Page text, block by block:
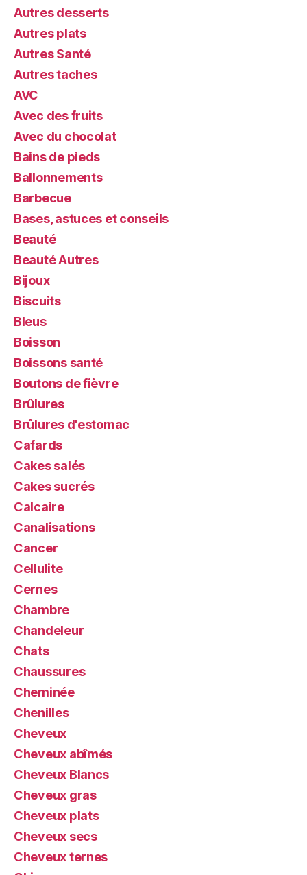
Autres desserts
Autres plats
Autres Santé
Autres taches
AVC
Avec des fruits
Avec du chocolat
Bains de pieds
Ballonnements
Barbecue
Bases, astuces et conseils
Beauté
Beauté Autres
Bijoux
Biscuits
Bleus
Boisson
Boissons santé
Boutons de fièvre
Brûlures
Brûlures d'estomac
Cafards
Cakes salés
Cakes sucrés
Calcaire
Canalisations
Cancer
Cellulite
Cernes
Chambre
Chandeleur
Chats
Chaussures
Cheminée
Chenilles
Cheveux
Cheveux abîmés
Cheveux Blancs
Cheveux gras
Cheveux plats
Cheveux secs
Cheveux ternes